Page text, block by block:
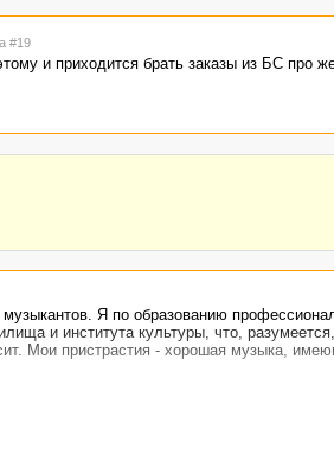
#19
и приходится брать заказы из БС про
Я по образованию
и института культуры, что,
Мои пристрастия - хорошая музыка,